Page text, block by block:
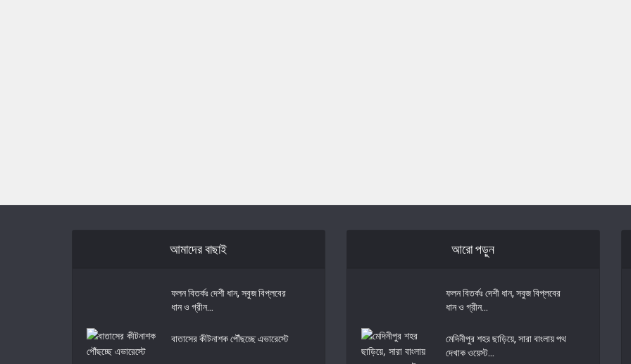
আমাদের বাছাই
ফলন বিতর্কঃ দেশী ধান, সবুজ বিপ্লবের
ধান ও গ্রীন...
বাতাসের কীটনাশক পৌঁছচ্ছে এভারেস্টে
আরো পড়ুন
ফলন বিতর্কঃ দেশী ধান, সবুজ বিপ্লবের
ধান ও গ্রীন...
মেদিনীপুর শহর ছাড়িয়ে, সারা বাংলায় পথ
দেখাক ওয়েস্ট...